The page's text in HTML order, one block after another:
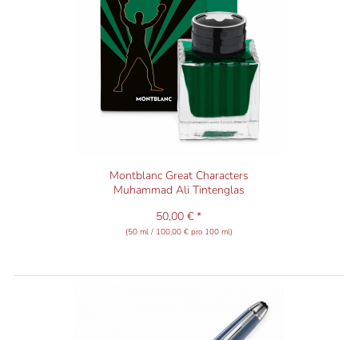
Montblanc Great Characters
Muhammad Ali Tintenglas
50,00 € *
(50 ml / 100,00 € pro 100 ml)